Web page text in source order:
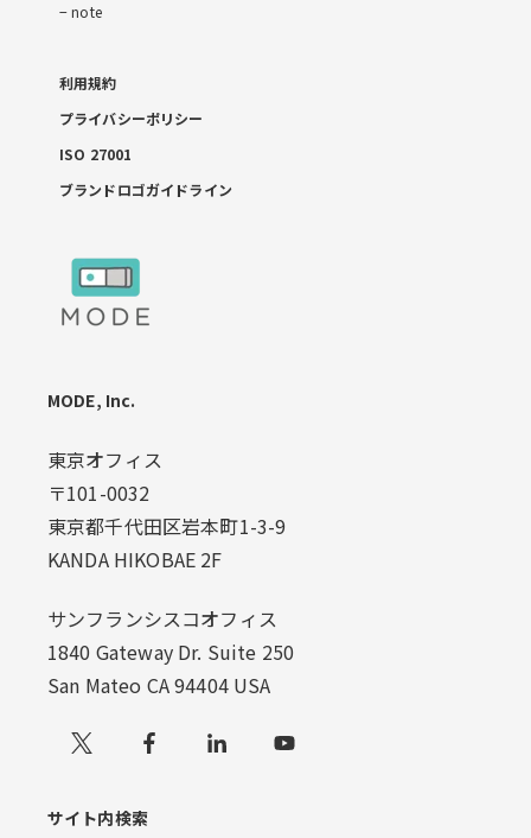
note
利用規約
プライバシーポリシー
ISO 27001
ブランドロゴガイドライン
MODE, Inc.
東京オフィス
〒101-0032
東京都千代田区岩本町1-3-9
KANDA HIKOBAE 2F
サンフランシスコオフィス
1840 Gateway Dr. Suite 250
San Mateo CA 94404 USA
Xでフォローする
サイト内検索